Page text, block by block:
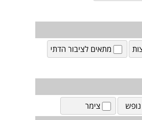
מתאים לציבור הדתי
צימר